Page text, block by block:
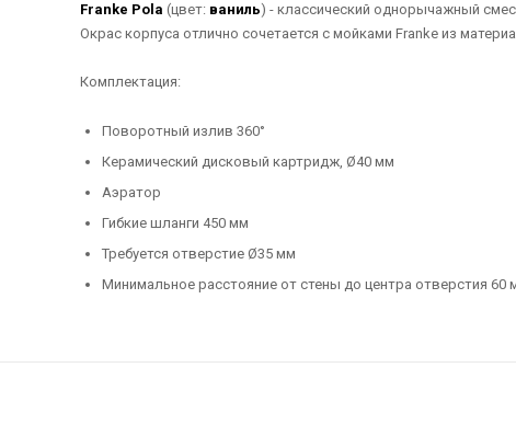
Franke Pola (цвет: ваниль) - классический однорычажный
Окрас корпуса отлично сочетается с мойками Franke из
Комплектация:
Поворотный излив 360°
Керамический дисковый картридж, Ø40 мм
Аэратор
Гибкие шланги 450 мм
Требуется отверстие Ø35 мм
Минимальное расстояние от стены до центра отверстия 60